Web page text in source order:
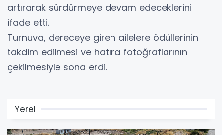
artırarak sürdürmeye devam edeceklerini
ifade etti.
Turnuva, dereceye giren ailelere ödüllerinin
takdim edilmesi ve hatıra fotoğraflarının
çekilmesiyle sona erdi.
Yerel